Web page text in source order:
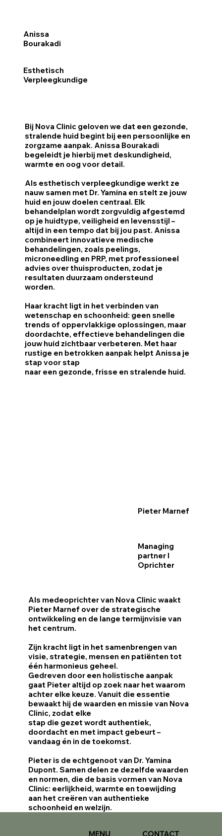
Anissa
Bourakadi
Esthetisch
Verpleegkundige
Bij Nova Clinic geloven we dat een gezonde,
stralende huid begint bij een persoonlijke en
zorgzame aanpak. Anissa Bourakadi
begeleidt je hierbij met deskundigheid,
warmte en oog voor detail.
Als esthetisch verpleegkundige werkt ze
nauw samen met Dr. Yamina en stelt ze jouw
huid en jouw doelen centraal. Elk
behandelplan wordt zorgvuldig afgestemd
op je huidtype, veiligheid en levensstijl –
altijd in een tempo dat bij jou past. Anissa
combineert innovatieve medische
behandelingen, zoals peelings,
microneedling en PRP, met professioneel
advies over thuisproducten, zodat je
resultaten duurzaam ondersteund
worden.
Haar kracht ligt in het verbinden van
wetenschap en schoonheid: geen snelle
trends of oppervlakkige oplossingen, maar
doordachte, effectieve behandelingen die
jouw huid zichtbaar verbeteren. Met haar
rustige en betrokken aanpak helpt Anissa je
stap voor stap
naar een gezonde, frisse en stralende huid.
Pieter Marnef
Managing
partner l
Oprichter
Als medeoprichter van Nova Clinic waakt
Pieter Marnef over de strategische
ontwikkeling en de lange termijnvisie van
het centrum.
Zijn kracht ligt in het samenbrengen van
visie, strategie, mensen en patiënten tot
één harmonieus geheel.
Gedreven door een holistische aanpak
gaat Pieter altijd op zoek naar het waarom
achter elke keuze. Vanuit die essentie
bewaakt hij de waarden en missie van Nova
Clinic, zodat elke
stap die gezet wordt authentiek,
doordacht en met impact gebeurt –
vandaag én in de toekomst.
Pieter is de echtgenoot van Dr. Yamina
Dupont. Samen delen ze dezelfde waarden
en normen, die de basis vormen van Nova
Clinic: eerlijkheid, warmte en toewijding
aan het creëren van authentieke
schoonheid en welzijn.
MENU CONTACT